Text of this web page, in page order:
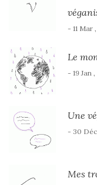
- 11 Mar
Le
- 19 Jan ,
Une
- 30 Déc
Mes